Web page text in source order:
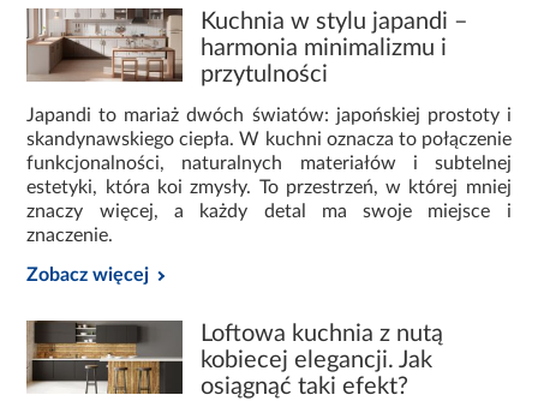
dostępną przestrzeń. Szafki dolne i górne, systemy
narożne oraz zabudowy wysokie umożliwiają wygodne
przechowywanie naczyń, zapasów oraz sprzętów
Istotnym elementem jest ergonomia – odpowiednia
wysokość blatów roboczych, logiczny układ stref
roboczych oraz łatwy dostęp do najczęściej używanych
przedmiotów. Dzięki temu
kuchniastaje się wygodna w
codziennym użytkowaniu, niezależnie od jej wielkości.
wykończeniowe do kuchni
Materiały stosowane w kuchni muszą być odporne na
wilgoć, temperaturę oraz intensywne użytkowanie.
Kuchnia w stylu japandi –
harmonia minimalizmu i
przytulności
Japandi to mariaż dwóch światów: japońskiej prostoty i
skandynawskiego ciepła. W kuchni oznacza to połączenie
funkcjonalności, naturalnych materiałów i subtelnej
estetyki, która koi zmysły. To przestrzeń, w której mniej
znaczy więcej, a każdy detal ma swoje miejsce i
znaczenie.
Zobacz więcej
Loftowa kuchnia z nutą
kobiecej elegancji. Jak
osiągnąć taki efekt?